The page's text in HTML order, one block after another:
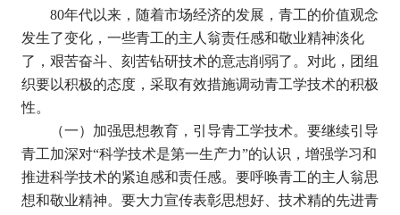
80年代以来，随着市场经济的发展，青工的价值观念
发生了变化，一些青工的主人翁责任感和敬业精神淡化
了，艰苦奋斗、刻苦钻研技术的意志削弱了。对此，团组
织要以积极的态度，采取有效措施调动青工学技术的积极
性。
（一）加强思想教育，引导青工学技术。要继续引导
青工加深对“科学技术是第一生产力”的认识，增强学习和
推进科学技术的紧迫感和责任感。要呼唤青工的主人翁思
想和敬业精神。要大力宣传表彰思想好、技术精的先进青